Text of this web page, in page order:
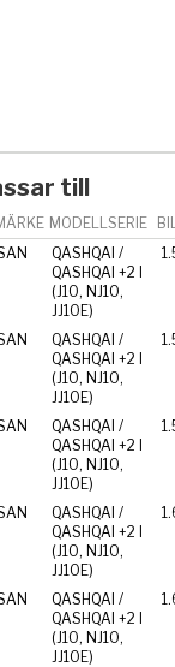
till
MODELLSERIE
QASHQAI /
QASHQAI +2 I
(J10, NJ10,
JJ10E)
QASHQAI /
QASHQAI +2 I
(J10, NJ10,
JJ10E)
QASHQAI /
QASHQAI +2 I
(J10, NJ10,
JJ10E)
QASHQAI /
QASHQAI +2 I
(J10, NJ10,
JJ10E)
QASHQAI /
QASHQAI +2 I
(J10, NJ10,
JJ10E)